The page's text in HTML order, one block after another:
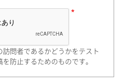
住所検索
問者であるかどうかをテスト
防止するためのものです。